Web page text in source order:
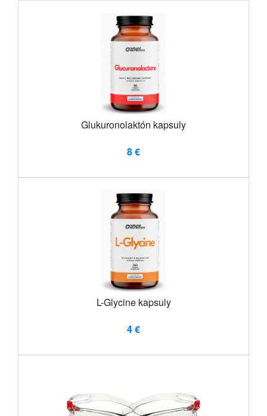
Glukuronolaktón kapsuly
8 €
L-Glycine kapsuly
4 €